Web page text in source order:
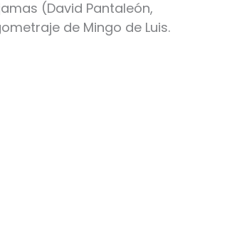
(David Pantaleón,
de Mingo de Luis.